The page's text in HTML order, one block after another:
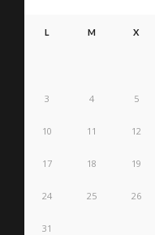
L M X
3 4 5
10 11 12
17 18 19
24 25 26
31